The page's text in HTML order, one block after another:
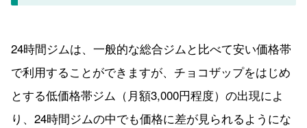
24時間ジムは、一般的な総合ジムと比べて安い価格帯
で利用することができますが、チョコザップをはじめ
とする低価格帯ジム（月額3,000円程度）の出現によ
り、24時間ジムの中でも価格に差が見られるようにな